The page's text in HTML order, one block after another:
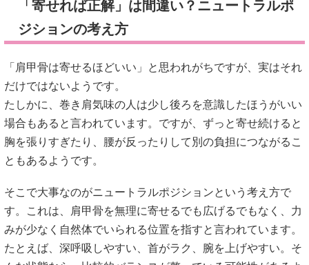
「寄せれば正解」は間違い？ニュートラルポ
ジションの考え方
「肩甲骨は寄せるほどいい」と思われがちですが、実はそれ
だけではないようです。
たしかに、巻き肩気味の人は少し後ろを意識したほうがいい
場合もあると言われています。ですが、ずっと寄せ続けると
胸を張りすぎたり、腰が反ったりして別の負担につながるこ
ともあるようです。
そこで大事なのがニュートラルポジションという考え方で
す。これは、肩甲骨を無理に寄せるでも広げるでもなく、力
みが少なく自然体でいられる位置を指すと言われています。
たとえば、深呼吸しやすい、首がラク、腕を上げやすい。そ